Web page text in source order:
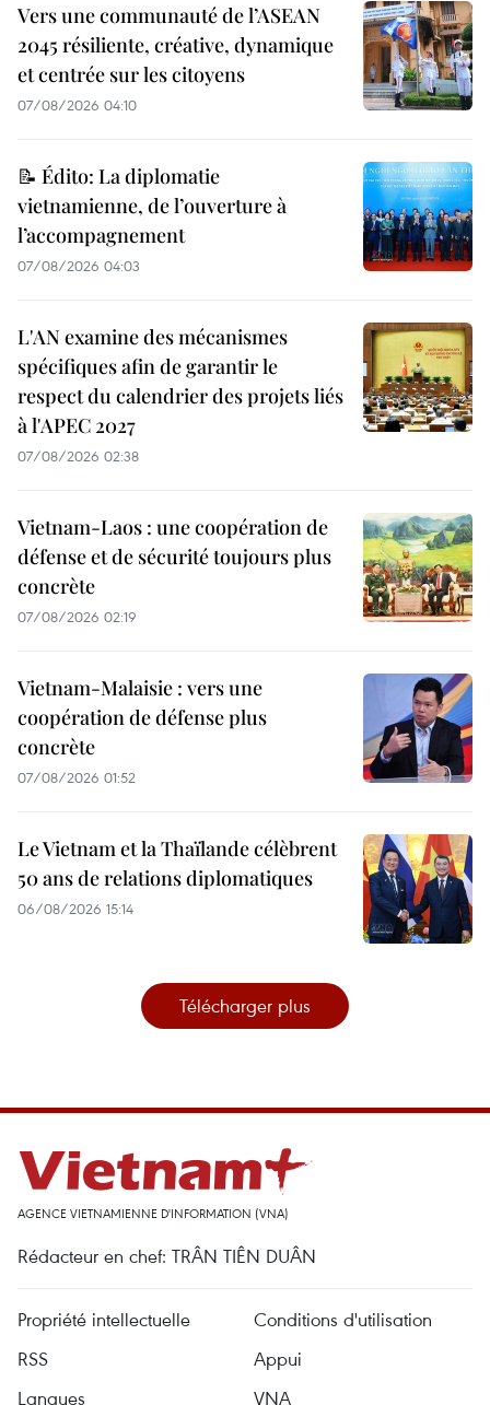
Vers une communauté de l’ASEAN
2045 résiliente, créative, dynamique
et centrée sur les citoyens
07/08/2026 04:10
📝 Édito: La diplomatie
vietnamienne, de l’ouverture à
l’accompagnement
07/08/2026 04:03
L'AN examine des mécanismes
spécifiques afin de garantir le
respect du calendrier des projets liés
à l'APEC 2027
07/08/2026 02:38
Vietnam-Laos : une coopération de
défense et de sécurité toujours plus
concrète
07/08/2026 02:19
Vietnam-Malaisie : vers une
coopération de défense plus
concrète
07/08/2026 01:52
Le Vietnam et la Thaïlande célèbrent
50 ans de relations diplomatiques
06/08/2026 15:14
Télécharger plus
AGENCE VIETNAMIENNE D'INFORMATION (VNA)
Rédacteur en chef: TRÂN TIÊN DUÂN
Propriété intellectuelle
Conditions d'utilisation
RSS
Appui
Langues
VNA